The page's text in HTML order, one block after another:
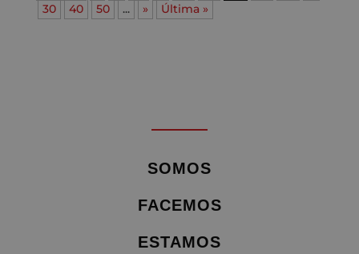
30
40 50 ... » Última »
SOMOS
FACEMOS
ESTAMOS